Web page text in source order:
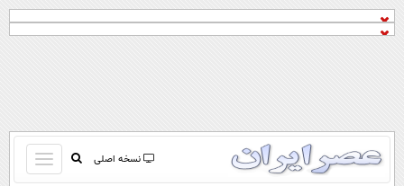
نسخه اصلی
باز